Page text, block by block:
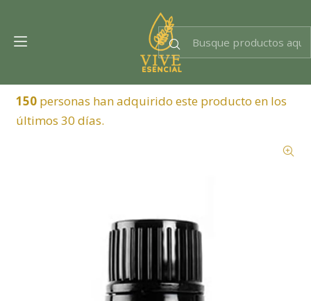
150personas han adquirido este producto en los
últimos 30 días.
Dra. EsencIAl
Experta en bienestar